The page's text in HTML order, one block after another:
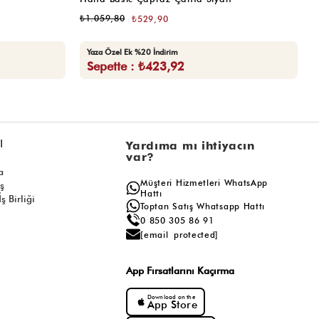
₺529,90
₺1.059,80
Yaza Özel Ek %20 İndirim
Sepette : ₺423,92
Birliği
Yardıma mı ihtiyacın
var?
Müşteri Hizmetleri WhatsApp
Hattı
Toptan Satış Whatsapp Hattı
0 850 305 86 91
[email protected]
App Fırsatlarını Kaçırma
Download on the
App Store